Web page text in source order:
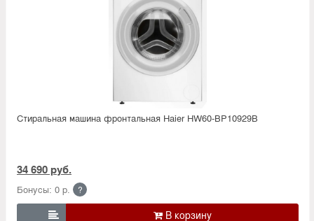
Стиральная машина фронтальная Haier HW60-BP10929B
34 690 руб.
Бонусы: 0 р. ?
